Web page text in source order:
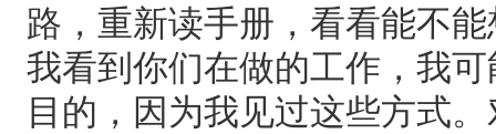
路，重新读手册，看看能不
我看到你们在做的工作，我
目的，因为我见过这些方式